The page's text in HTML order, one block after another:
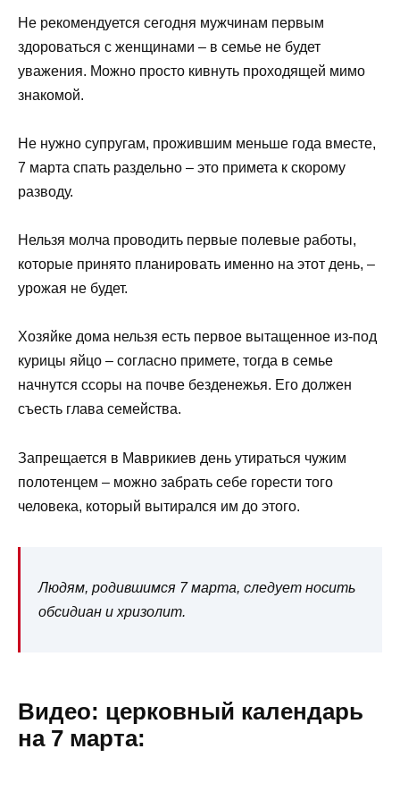
Не рекомендуется сегодня мужчинам первым
здороваться с женщинами – в семье не будет
уважения. Можно просто кивнуть проходящей мимо
знакомой.
Не нужно супругам, прожившим меньше года вместе,
7 марта спать раздельно – это примета к скорому
разводу.
Нельзя молча проводить первые полевые работы,
которые принято планировать именно на этот день, –
урожая не будет.
Хозяйке дома нельзя есть первое вытащенное из-под
курицы яйцо – согласно примете, тогда в семье
начнутся ссоры на почве безденежья. Его должен
съесть глава семейства.
Запрещается в Маврикиев день утираться чужим
полотенцем – можно забрать себе горести того
человека, который вытирался им до этого.
Людям, родившимся 7 марта, следует носить
обсидиан и хризолит.
Видео: церковный календарь
на 7 марта: